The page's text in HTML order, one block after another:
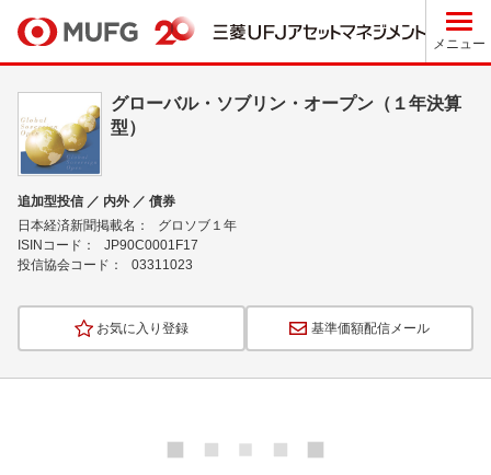
メニュー
グローバル・ソブリン・オープン（１年決算
型）
追加型投信 ／ 内外 ／ 債券
日本経済新聞掲載名：
グロソブ１年
ISINコード：
JP90C0001F17
投信協会コード：
03311023
お気に入り登録 基準価額配信メール